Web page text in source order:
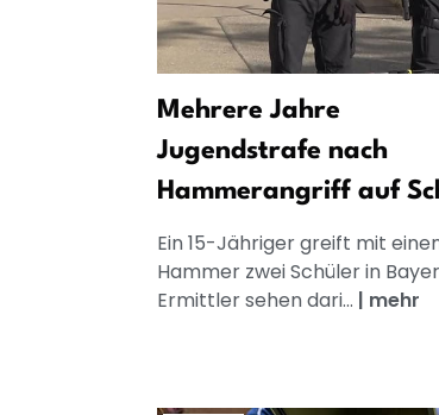
Mehrere Jahre
Jugendstrafe nach
Hammerangriff auf
Ein 15-Jähriger greift mit
Hammer zwei Schüler in
Ermittler sehen dari... | mehr